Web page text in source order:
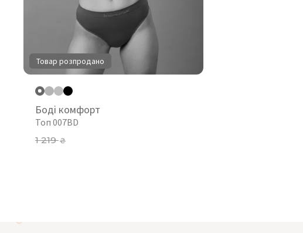
Товар розпродано
Боді комфорт
Топ 007BD
1 219₴